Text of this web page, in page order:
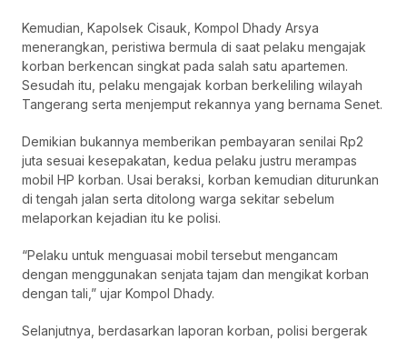
Kemudian, Kapolsek Cisauk, Kompol Dhady Arsya
menerangkan, peristiwa bermula di saat pelaku mengajak
korban berkencan singkat pada salah satu apartemen.
Sesudah itu, pelaku mengajak korban berkeliling wilayah
Tangerang serta menjemput rekannya yang bernama Senet.
Demikian bukannya memberikan pembayaran senilai Rp2
juta sesuai kesepakatan, kedua pelaku justru merampas
mobil HP korban. Usai beraksi, korban kemudian diturunkan
di tengah jalan serta ditolong warga sekitar sebelum
melaporkan kejadian itu ke polisi.
“Pelaku untuk menguasai mobil tersebut mengancam
dengan menggunakan senjata tajam dan mengikat korban
dengan tali,” ujar Kompol Dhady.
Selanjutnya, berdasarkan laporan korban, polisi bergerak